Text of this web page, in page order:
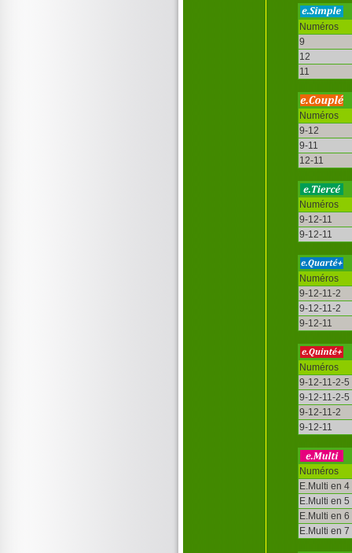
Numéros
9
12
11
Numéros
9-12
9-11
12-11
Numéros
9-12-11
9-12-11
Numéros
9-12-11-2
9-12-11-2
9-12-11
Numéros
9-12-11-2-5
9-12-11-2-5
9-12-11-2
9-12-11
Numéros
E.Multi en 4
E.Multi en 5
E.Multi en 6
E.Multi en 7